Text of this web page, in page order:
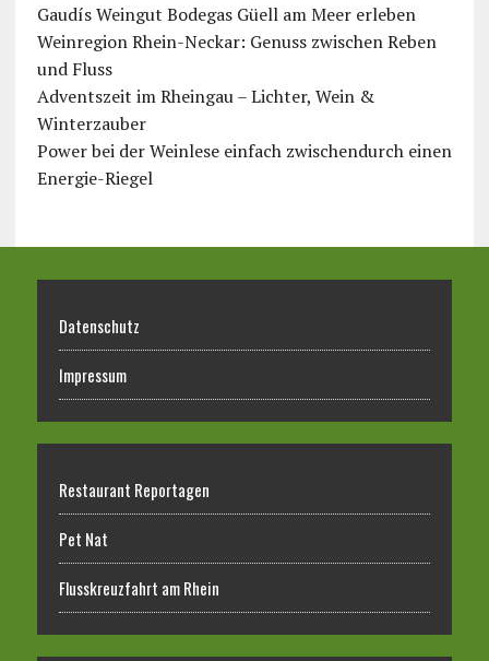
Gaudís Weingut Bodegas Güell am Meer erleben
Weinregion Rhein-Neckar: Genuss zwischen Reben
und Fluss
Adventszeit im Rheingau – Lichter, Wein &
Winterzauber
Power bei der Weinlese einfach zwischendurch einen
Energie-Riegel
Datenschutz
Impressum
Restaurant Reportagen
Pet Nat
Flusskreuzfahrt am Rhein